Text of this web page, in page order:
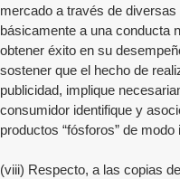
mercado a través de
básicamente a una conducta
obtener éxito en su
sostener que el hecho de
publicidad, implique
consumidor identifique y
productos “fósforos” de modo
(viii) Respecto, a las copias